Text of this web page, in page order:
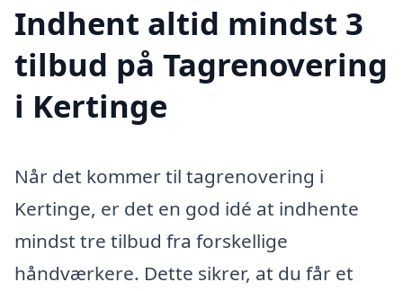
Indhent altid mindst 3
tilbud på Tagrenovering
i Kertinge
Når det kommer til tagrenovering i
Kertinge, er det en god idé at indhente
mindst tre tilbud fra forskellige
håndværkere. Dette sikrer, at du får et